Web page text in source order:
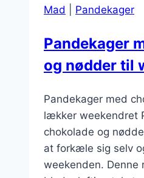
Mad
Pandekager
Pandekager
og nødder til
Pandekager med
lækker weekendret
chokolade og
at forkæle sig selv
weekenden. Denne